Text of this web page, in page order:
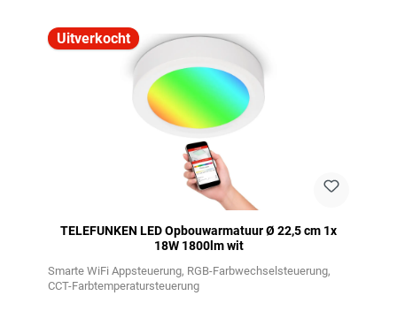
Uitverkocht
TELEFUNKEN LED Opbouwarmatuur Ø 22,5 cm 1x
18W 1800lm wit
Smarte WiFi Appsteuerung RGB-Farbwechselsteuerung
CCT-Farbtemperatursteuerung